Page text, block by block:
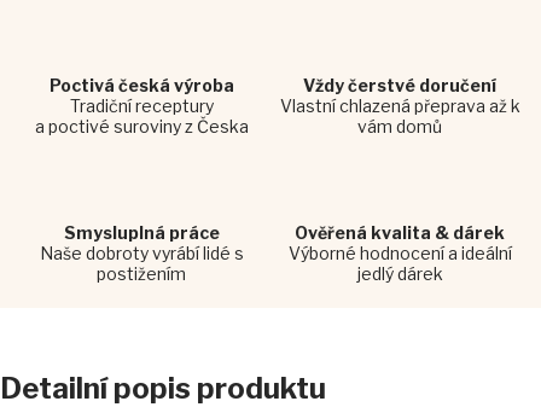
Poctivá česká výroba
Tradiční receptury
a poctivé suroviny z Česka
Vždy čerstvé doručení
Vlastní chlazená přeprava až k
vám domů
Smysluplná práce
Naše dobroty vyrábí lidé s
postižením
Ověřená kvalita & dárek
Výborné hodnocení a ideální
jedlý dárek
Detailní popis produktu